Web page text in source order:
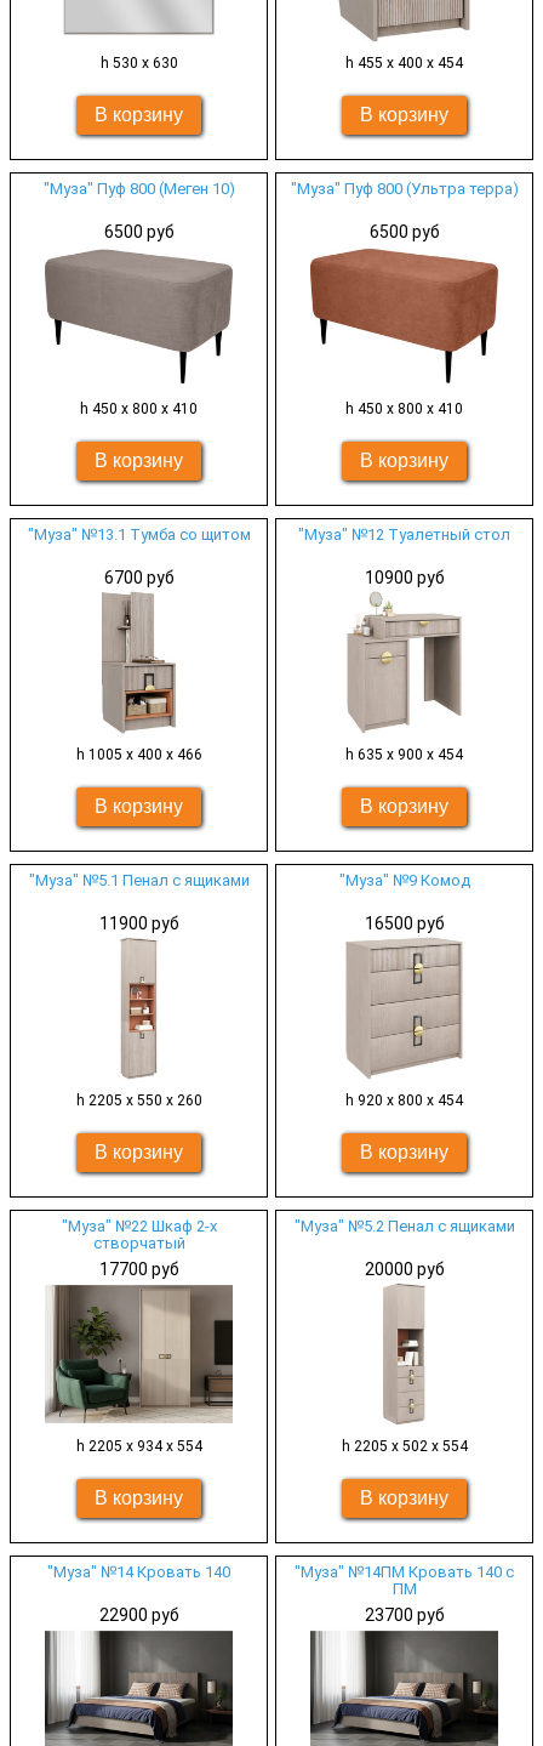
h 530 х 630 h 455 х 400 х 454
"Муза" Пуф 800 (Меген 10)
6500 руб
h 450 х 800 х 410
"Муза" Пуф 800 (Ультра терра)
6500 руб
h 450 х 800 х 410
"Муза" №13.1 Тумба со щитом
6700 руб
h 1005 х 400 х 466
"Муза" №12 Туалетный стол
10900 руб
h 635 х 900 х 454
"Муза" №5.1 Пенал с ящиками
11900 руб
h 2205 х 550 х 260
"Муза" №9 Комод
16500 руб
h 920 х 800 х 454
"Муза" №22 Шкаф 2-х
створчатый
17700 руб
h 2205 х 934 х 554
"Муза" №5.2 Пенал с ящиками
20000 руб
h 2205 х 502 х 554
"Муза" №14 Кровать 140
22900 руб
"Муза" №14ПМ Кровать 140 с
ПМ
23700 руб